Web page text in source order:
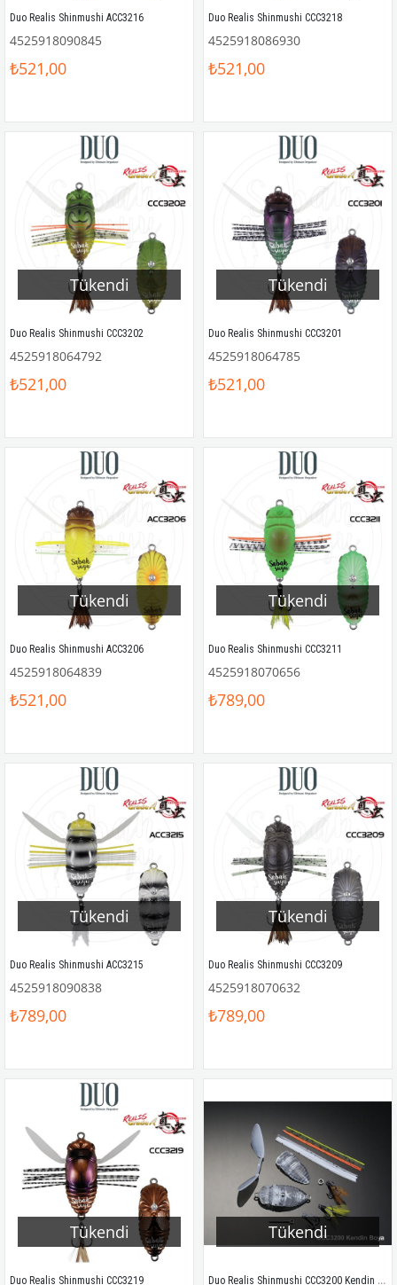
Duo Realis Shinmushi ACC3216
4525918090845
₺521,00
Duo Realis Shinmushi CCC3218
4525918086930
₺521,00
Tükendi
Duo Realis Shinmushi CCC3202
4525918064792
₺521,00
Tükendi
Duo Realis Shinmushi CCC3201
4525918064785
₺521,00
Tükendi
Duo Realis Shinmushi ACC3206
4525918064839
₺521,00
Tükendi
Duo Realis Shinmushi CCC3211
4525918070656
₺789,00
Tükendi
Duo Realis Shinmushi ACC3215
4525918090838
₺789,00
Tükendi
Duo Realis Shinmushi CCC3209
4525918070632
₺789,00
Tükendi
Duo Realis Shinmushi CCC3219
Tükendi
Duo Realis Shinmushi CCC3200 Kendin Boya (Şeffaf)